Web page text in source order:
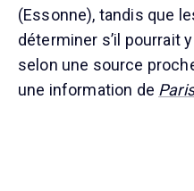
(Essonne), tandis que
déterminer s’il pourrait
selon une source
une information de